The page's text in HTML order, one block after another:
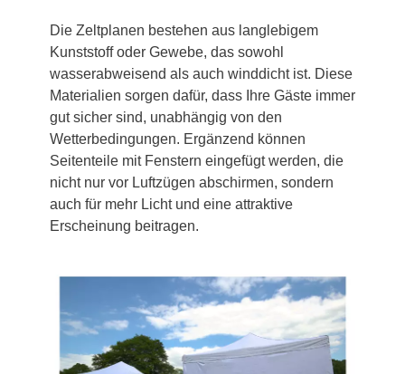
Die Zeltplanen bestehen aus langlebigem
Kunststoff oder Gewebe, das sowohl
wasserabweisend als auch winddicht ist. Diese
Materialien sorgen dafür, dass Ihre Gäste immer
gut sicher sind, unabhängig von den
Wetterbedingungen. Ergänzend können
Seitenteile mit Fenstern eingefügt werden, die
nicht nur vor Luftzügen abschirmen, sondern
auch für mehr Licht und eine attraktive
Erscheinung beitragen.